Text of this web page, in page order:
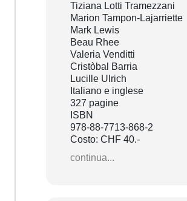
Tiziana Lotti Tramezzani
Marion Tampon-Lajarriette
Mark Lewis
Beau Rhee
Valeria Venditti
Cristòbal Barria
Lucille Ulrich
Italiano e inglese
327 pagine
ISBN
978-88-7713-868-2
Costo: CHF 40.-
continua...